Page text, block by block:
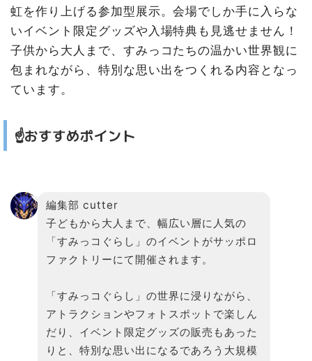
虹を作り上げる参加型展示。会場でしか手に入らな
いイベント限定グッズや入場特典も見逃せません！
子供から大人まで、すみっコたちの温かい世界観に
包まれながら、特別な思い出をつくれる内容となっ
ています。
☝️おすすめポイント
編集部 cutter
子どもから大人まで、幅広い層に人気の
「すみっコぐらし」のイベントがサッポロ
ファクトリーにて開催されます。
「すみっコぐらし」の世界に浸りながら、
アトラクションやフォトスポットで楽しん
だり、イベント限定グッズの販売もあった
りと、特別な思い出になるであろう大規模